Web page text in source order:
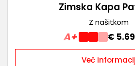
Zimska Kapa
Z našitkom
A+ € 5.69
Več informacij